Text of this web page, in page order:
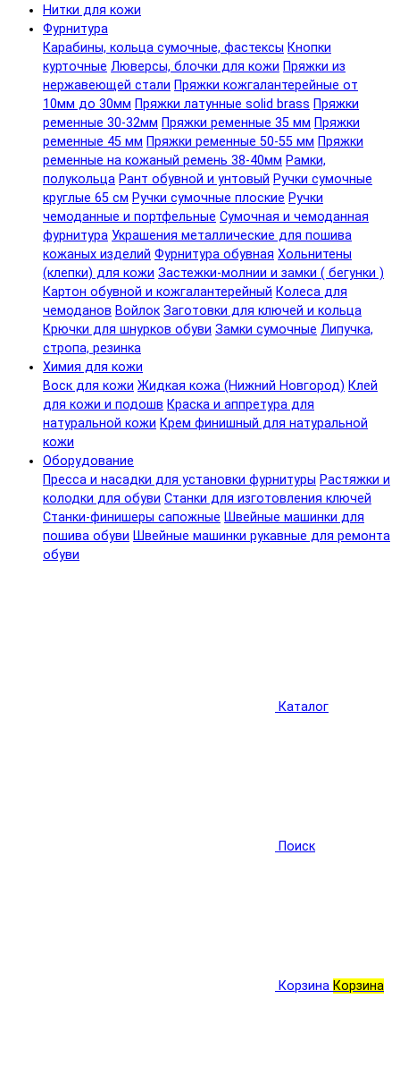
Нитки для кожи
Фурнитура
Карабины, кольца сумочные, фастексы Кнопки
курточные Люверсы, блочки для кожи Пряжки из
нержавеющей стали Пряжки кожгалантерейные от
10мм до 30мм Пряжки латунные solid brass Пряжки
ременные 30-32мм Пряжки ременные 35 мм Пряжки
ременные 45 мм Пряжки ременные 50-55 мм Пряжки
ременные на кожаный ремень 38-40мм Рамки,
полукольца Рант обувной и унтовый Ручки сумочные
круглые 65 см Ручки сумочные плоские Ручки
чемоданные и портфельные Сумочная и чемоданная
фурнитура Украшения металлические для пошива
кожаных изделий Фурнитура обувная Хольнитены
(клепки) для кожи Застежки-молнии и замки ( бегунки )
Картон обувной и кожгалантерейный Колеса для
чемоданов Войлок Заготовки для ключей и кольца
Крючки для шнурков обуви Замки сумочные Липучка,
стропа, резинка
Химия для кожи
Воск для кожи Жидкая кожа (Нижний Новгород) Клей
для кожи и подошв Краска и аппретура для
натуральной кожи Крем финишный для натуральной
кожи
Оборудование
Пресса и насадки для установки фурнитуры Растяжки и
колодки для обуви Станки для изготовления ключей
Станки-финишеры сапожные Швейные машинки для
пошива обуви Швейные машинки рукавные для ремонта
обуви
Каталог
Поиск
Корзина Корзина